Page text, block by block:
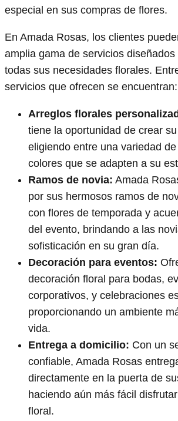
especial en sus compras de flores.
En Amada Rosas, los clientes
amplia gama de servicios
todas sus necesidades florales.
servicios que ofrecen se encuentran:
Arreglos florales
tiene la oportunidad de crear
eligiendo entre una variedad
colores que se adapten a su
Ramos de novia: Amada
por sus hermosos ramos de
con flores de temporada y
del evento, brindando a las
sofisticación en su gran día.
Decoración para eventos:
decoración floral para bodas,
corporativos, y celebraciones
proporcionando un ambiente
vida.
Entrega a domicilio: Con un
confiable, Amada Rosas
directamente en la puerta de
haciendo aún más fácil
floral.